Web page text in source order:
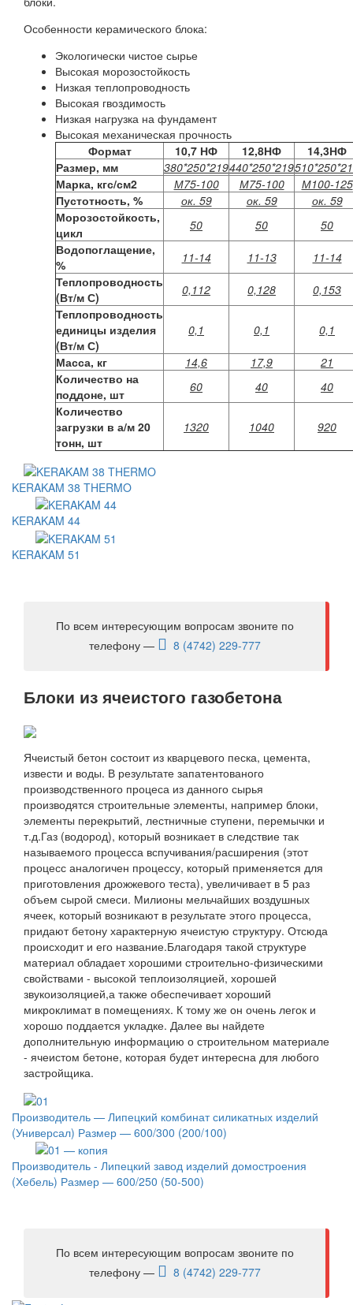
Особенности керамического блока:
Экологически чистое сырье
Высокая морозостойкость
Низкая теплопроводность
Высокая гвоздимость
Низкая нагрузка на фундамент
Высокая механическая прочность
Формат
10,7 НФ 12,8НФ
14,3НФ
Размер, мм
380*250*219440*250*219
Марка, кгс/см2
М75-100 М75-100
М100-125
Пустотность, %
ок. 59 ок. 59
ок. 59
Морозостойкость,
цикл
50 50
50
Водопоглащение,
%
11-14 11-13
11-14
Теплопроводность
(Вт/м С)
0,112 0,128
0,153
Теплопроводность
единицы изделия
(Вт/м С)
0,1 0,1 0,1
Масса, кг 14,6 17,9
21
Количество на
поддоне, шт
60 40
40
Количество
загрузки в а/м 20
тонн, шт
1320 1040 920
KERAKAM 38 THERMO
KERAKAM 44
KERAKAM 51
По всем интересующим вопросам звоните по
телефону —
8 (4742) 229-777
Блоки из ячеистого газобетона
Ячеистый бетон состоит из кварцевого песка, цемента,
извести и воды. В результате запатентованого
производственного процеса из данного сырья
производятся строительные элементы, например блоки,
элементы перекрытий, лестничные ступени, перемычки и
т.д.Газ (водород), который возникает в следствие так
называемого процесса вспучивания/расширения (этот
процесс аналогичен процессу, который применяется для
приготовления дрожжевого теста), увеличивает в 5 раз
объем сырой смеси. Милионы мельчайших воздушных
ячеек, который возникают в результате этого процесса,
придают бетону характерную ячеистую структуру. Отсюда
происходит и его название.Благодаря такой структуре
материал обладает хорошими строительно-физическими
свойствами - высокой теплоизоляцией, хорошей
звукоизоляцией,а также обеспечивает хороший
микроклимат в помещениях. К тому же он очень легок и
хорошо поддается укладке. Далее вы найдете
дополнительную информацию о строительном материале
- ячеистом бетоне, которая будет интересна для любого
застройщика.
Производитель — Липецкий комбинат силикатных изделий
(Универсал) Размер — 600/300 (200/100)
Производитель - Липецкий завод изделий домостроения
(Хебель) Размер — 600/250 (50-500)
По всем интересующим вопросам звоните по
телефону —
8 (4742) 229-777